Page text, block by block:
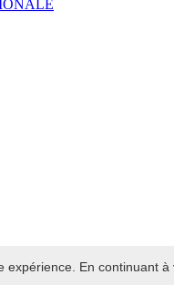
En continuant